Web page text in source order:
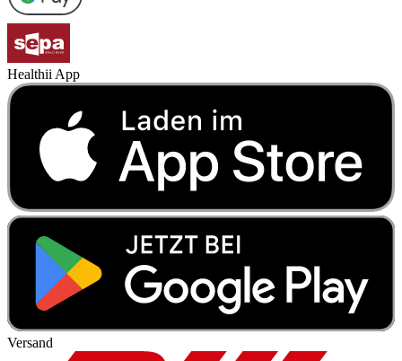
Healthii App
Versand